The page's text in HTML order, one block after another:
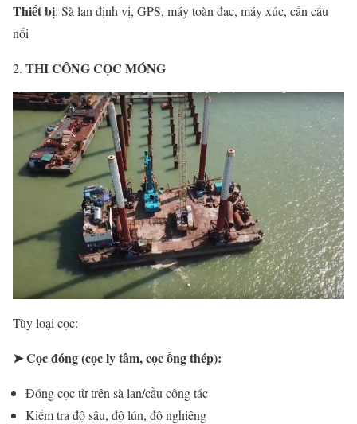
Thiết bị: Sà lan định vị, GPS, máy toàn đạc, máy xúc, cần cẩu
nổi
THI CÔNG CỌC MÓNG
Tùy loại cọc:
➤Cọc đóng (cọc ly tâm, cọc ống thép):
Đóng cọc từ trên sà lan/cầu công tác
Kiểm tra độ sâu, độ lún, độ nghiêng